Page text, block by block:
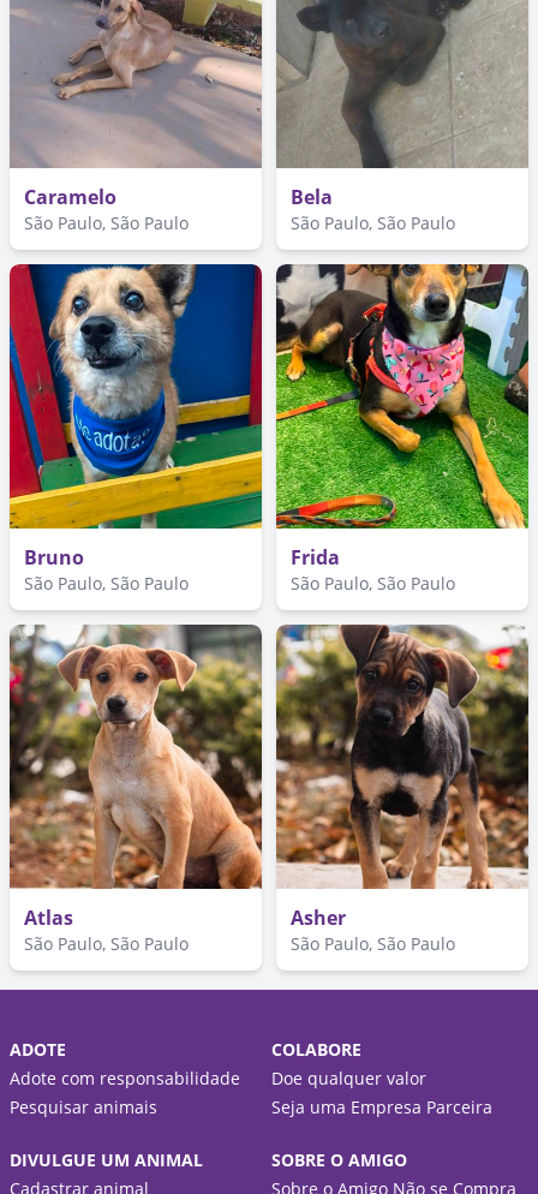
Caramelo
São Paulo, São Paulo
Bela
São Paulo, São Paulo
Bruno
São Paulo, São Paulo
Frida
São Paulo, São Paulo
Atlas
São Paulo, São Paulo
Asher
São Paulo, São Paulo
ADOTE
Adote com responsabilidade
Pesquisar animais
COLABORE
Doe qualquer valor
Seja uma Empresa Parceira
DIVULGUE UM ANIMAL
Cadastrar animal
SOBRE O AMIGO
Sobre o Amigo Não se Compra